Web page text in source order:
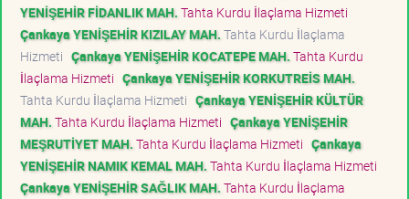
YENİŞEHİR FİDANLIK MAH. Tahta Kurdu İlaçlama Hizmeti
Çankaya YENİŞEHİR KIZILAY MAH. Tahta Kurdu İlaçlama
Hizmeti Çankaya YENİŞEHİR KOCATEPE MAH. Tahta Kurdu
İlaçlama Hizmeti Çankaya YENİŞEHİR KORKUTREİS MAH.
Tahta Kurdu İlaçlama Hizmeti Çankaya YENİŞEHİR KÜLTÜR
MAH. Tahta Kurdu İlaçlama Hizmeti Çankaya YENİŞEHİR
MEŞRUTİYET MAH. Tahta Kurdu İlaçlama Hizmeti Çankaya
YENİŞEHİR NAMIK KEMAL MAH. Tahta Kurdu İlaçlama Hizmeti
Çankaya YENİŞEHİR SAĞLIK MAH. Tahta Kurdu İlaçlama